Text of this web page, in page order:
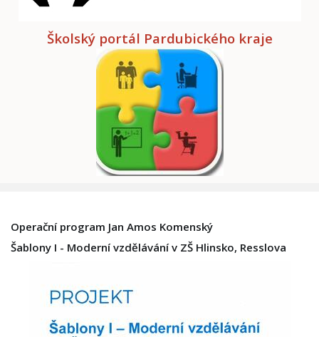
Školský portál Pardubického kraje
Operační program Jan Amos Komenský
Šablony I - Moderní vzdělávání v ZŠ Hlinsko, Resslova